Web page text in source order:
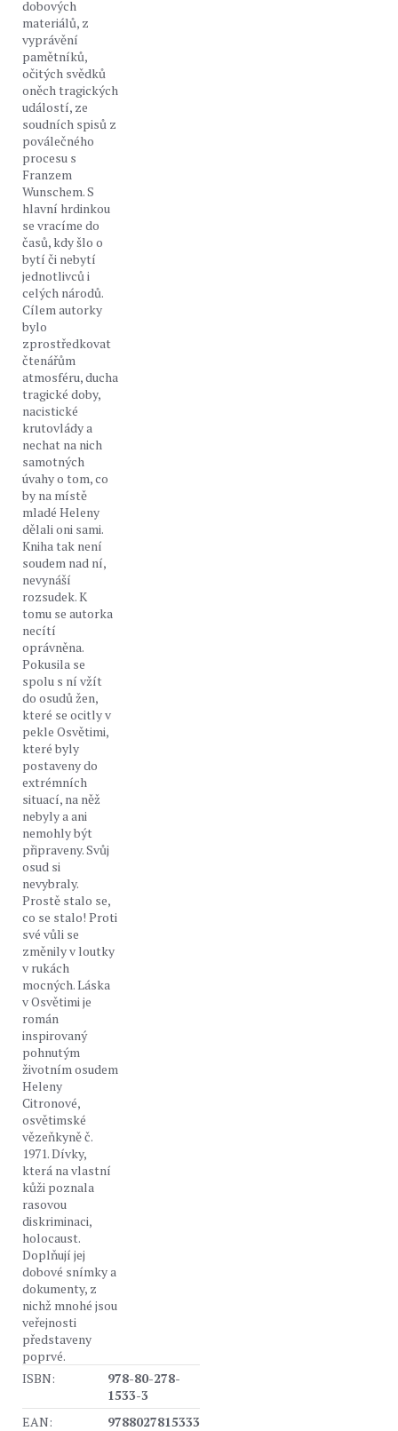
dobových
materiálů, z
vyprávění
pamětníků,
očitých svědků
oněch tragických
událostí, ze
soudních spisů z
poválečného
procesu s
Franzem
Wunschem. S
hlavní hrdinkou
se vracíme do
časů, kdy šlo o
bytí či nebytí
jednotlivců i
celých národů.
Cílem autorky
bylo
zprostředkovat
čtenářům
atmosféru, ducha
tragické doby,
nacistické
krutovlády a
nechat na nich
samotných
úvahy o tom, co
by na místě
mladé Heleny
dělali oni sami.
Kniha tak není
soudem nad ní,
nevynáší
rozsudek. K
tomu se autorka
necítí
oprávněna.
Pokusila se
spolu s ní vžít
do osudů žen,
které se ocitly v
pekle Osvětimi,
které byly
postaveny do
extrémních
situací, na něž
nebyly a ani
nemohly být
připraveny. Svůj
osud si
nevybraly.
Prostě stalo se,
co se stalo! Proti
své vůli se
změnily v loutky
v rukách
mocných. Láska
v Osvětimi je
román
inspirovaný
pohnutým
životním osudem
Heleny
Citronové,
osvětimské
vězeňkyně č.
1971. Dívky,
která na vlastní
kůži poznala
rasovou
diskriminaci,
holocaust.
Doplňují jej
dobové snímky a
dokumenty, z
nichž mnohé jsou
veřejnosti
představeny
poprvé.
ISBN:
978-80-278-
1533-3
EAN:
9788027815333